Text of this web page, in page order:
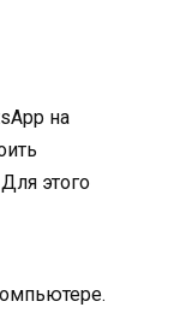
на
этого